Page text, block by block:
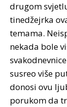
drugom
tinedžejrka
temama.
nekada bole
susreo više
donosi ovu
porukom da